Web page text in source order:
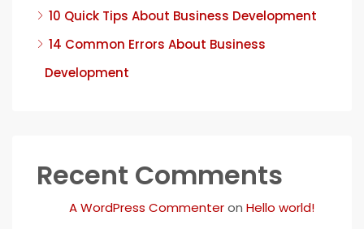
10 Quick Tips About Business Development
14 Common Errors About Business
Development
Recent Comments
A WordPress Commenteron Hello world!